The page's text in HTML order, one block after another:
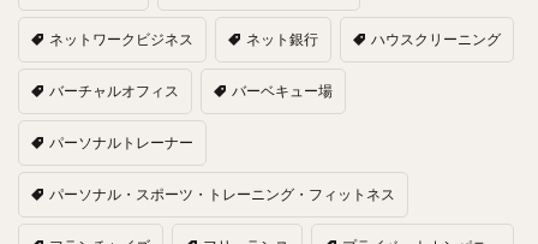
ネットワークビジネス ネット銀行 ハウスクリーニング
バーチャルオフィス バーベキュー場
パーソナルトレーナー
パーソナル・スポーツ・トレーニング・フィットネス